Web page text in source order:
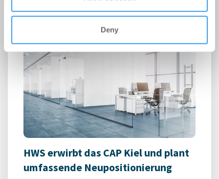
Deny
HWS erwirbt das CAP Kiel und plant
umfassende Neupositionierung